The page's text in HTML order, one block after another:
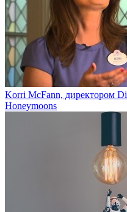
Korri McFann, директором
Honeymoons